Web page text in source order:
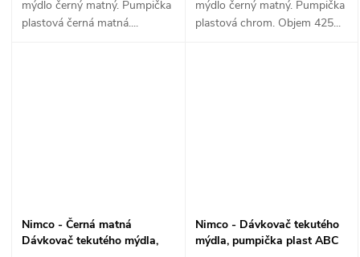
mýdlo černý matný. Pumpička
plastová černá matná....
mýdlo černý matný. Pumpička
plastová chrom. Objem 425...
Nimco - Černá matná
Dávkovač tekutého mýdla,
Nimco - Dávkovač tekutého
mýdla, pumpička plast ABC